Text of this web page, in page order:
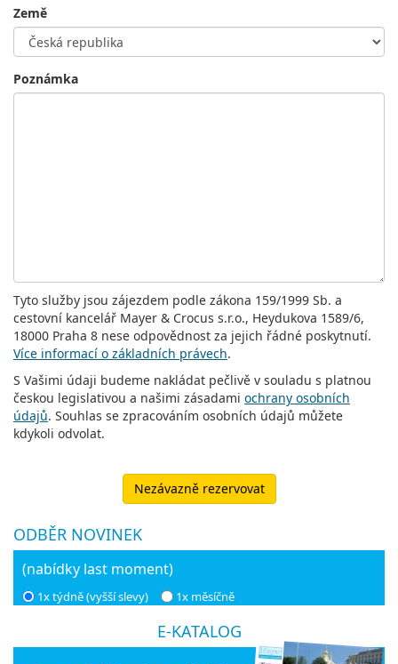
Země
Poznámka
Tyto služby jsou zájezdem podle zákona 159/1999 Sb. a
cestovní kancelář Mayer & Crocus s.r.o., Heydukova 1589/6,
18000 Praha 8 nese odpovědnost za jejich řádné poskytnutí.
Více informací o základních právech.
S Vašimi údaji budeme nakládat pečlivě v souladu s platnou
českou legislativou a našimi zásadami ochrany osobních
údajů. Souhlas se zpracováním osobních údajů můžete
kdykoli odvolat.
Nezávazně rezervovat
ODBĚR NOVINEK
(nabídky last moment)
1x týdně (vyšší slevy) 1x měsíčně
E-KATALOG